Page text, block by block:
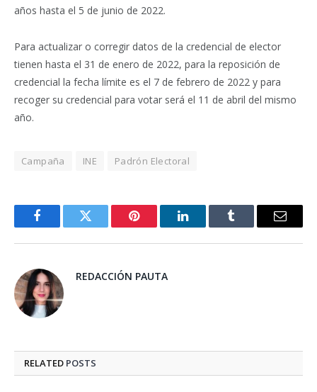
años hasta el 5 de junio de 2022.
Para actualizar o corregir datos de la credencial de elector
tienen hasta el 31 de enero de 2022, para la reposición de
credencial la fecha límite es el 7 de febrero de 2022 y para
recoger su credencial para votar será el 11 de abril del mismo
año.
Campaña INE Padrón Electoral
FacebookTwitter Pinterest LinkedInTumblr Email
REDACCIÓN PAUTA
RELATED POSTS